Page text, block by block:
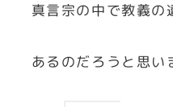
真言宗の中で教義の
あるのだろうと思い